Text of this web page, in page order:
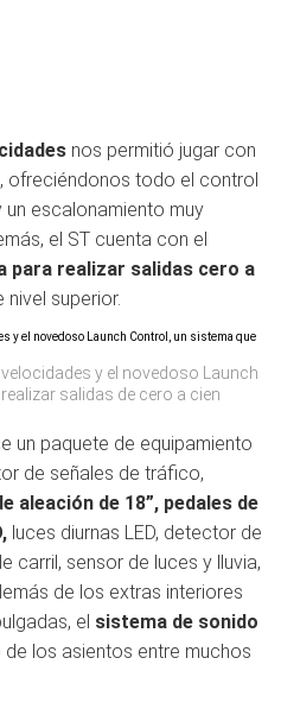
nos permitió jugar con
ofreciéndonos todo el control
escalonamiento muy
el ST cuenta con el
para realizar salidas cero a
superior.
y el novedoso Launch
salidas de cero a cien
un paquete de equipamiento
de señales de tráfico,
aleación de 18”, pedales de
luces diurnas LED, detector de
carril, sensor de luces y lluvia,
de los extras interiores
el sistema de sonido
los asientos entre muchos